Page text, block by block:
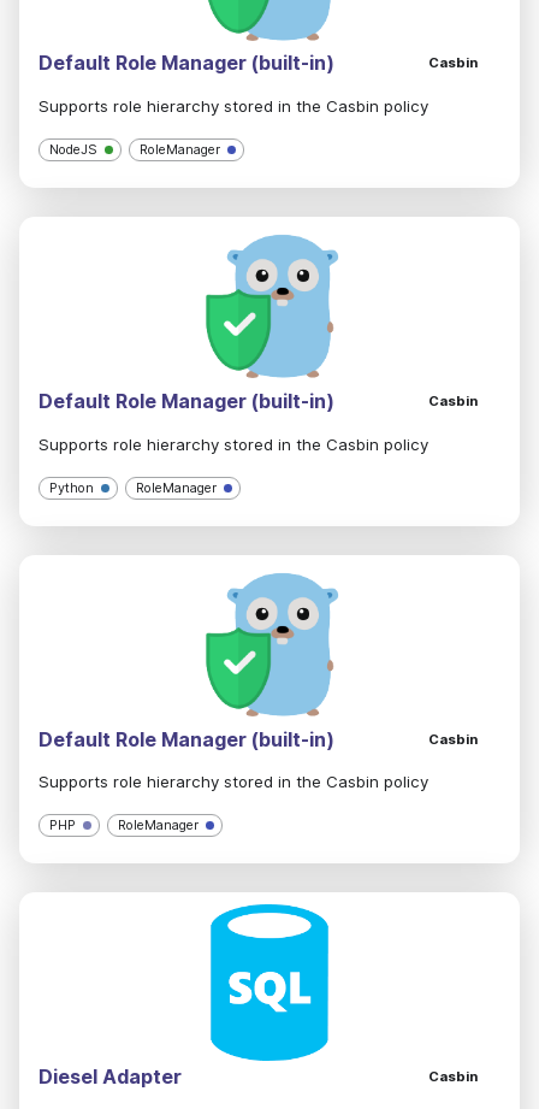
Default Role Manager (built-in) Casbin
Supports role hierarchy stored in the Casbin policy
NodeJS RoleManager
Default Role Manager (built-in) Casbin
Supports role hierarchy stored in the Casbin policy
Python RoleManager
Default Role Manager (built-in) Casbin
Supports role hierarchy stored in the Casbin policy
PHP RoleManager
Diesel Adapter Casbin